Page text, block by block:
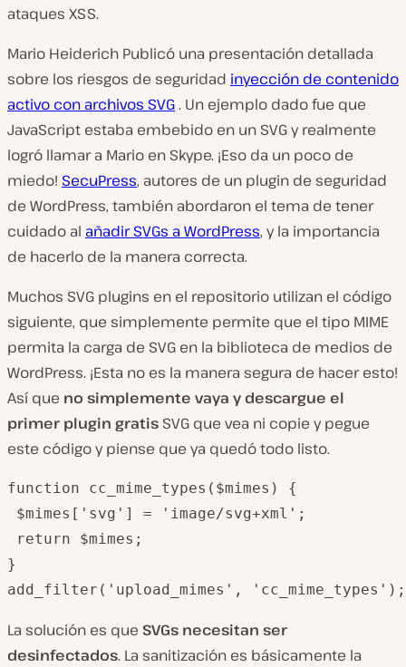
ataques XSS.
Mario Heiderich Publicó una presentación detallada
sobre los riesgos de seguridad inyección de contenido
activo con archivos SVG. Un ejemplo dado fue que
JavaScript estaba embebido en un SVG y realmente
logró llamar a Mario en Skype. ¡Eso da un poco de
miedo! SecuPress, autores de un plugin de seguridad
de WordPress, también abordaron el tema de tener
cuidado al añadir SVGs a WordPress, y la importancia
de hacerlo de la manera correcta.
Muchos SVG plugins en el repositorio utilizan el código
siguiente, que simplemente permite que el tipo MIME
permita la carga de SVG en la biblioteca de medios de
WordPress. ¡Esta no es la manera segura de hacer esto!
Así que no simplemente vaya y descargue el
primer plugin gratis SVG que vea ni copie y pegue
este código y piense que ya quedó todo listo.
function cc_mime_types($mimes) {
$mimes['svg'] = 'image/svg+xml';
return $mimes;
}
add_filter('upload_mimes', 'cc_mime_types');
La solución es que SVGs necesitan ser
desinfectados. La sanitización es básicamente la